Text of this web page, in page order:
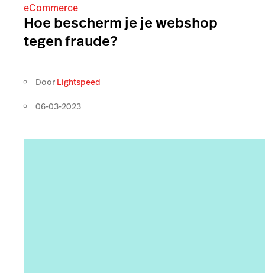
eCommerce
Hoe bescherm je je webshop
tegen fraude?
Door Lightspeed
06-03-2023